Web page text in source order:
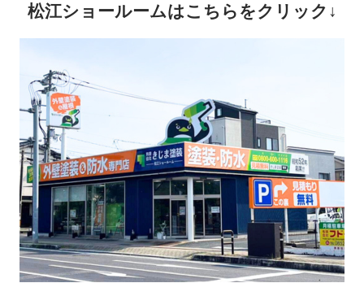
松江ショールームはこちらをクリック↓